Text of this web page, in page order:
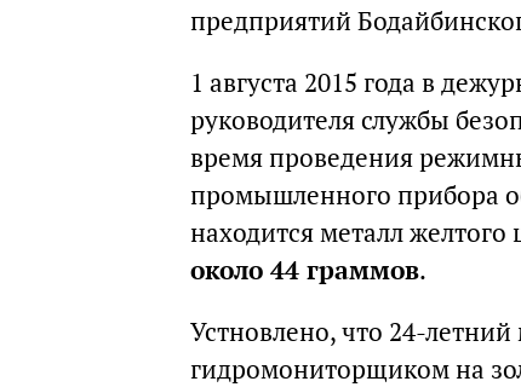
предприятий
1 августа 2015 года в
руководителя службы
время проведения
промышленного прибора
находится металл
около 44 граммов.
Устновлено, что 24-
гидромониторщиком на